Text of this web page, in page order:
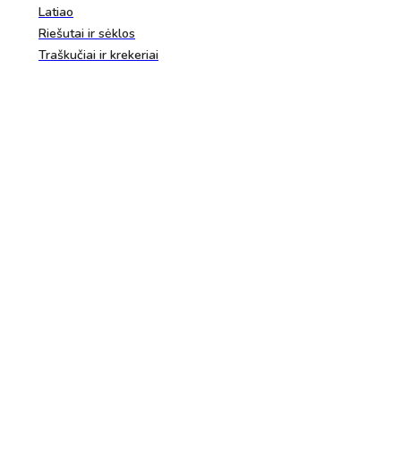
Latiao
Riešutai ir sėklos
Traškučiai ir krekeriai